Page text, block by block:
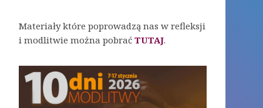
Materiały które poprowadzą nas w refleksji
i modlitwie można pobrać TUTAJ.